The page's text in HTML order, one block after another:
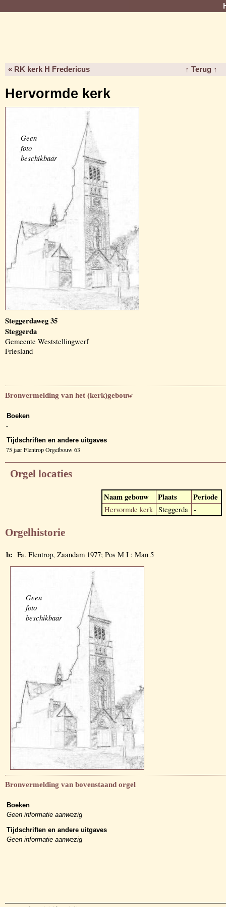
« RK kerk H Fredericus ↑ Terug ↑
Hervormde kerk
Geen
foto
beschikbaar
Steggerdaweg 35
Steggerda
Gemeente Weststellingwerf
Friesland
Bronvermelding van het (kerk)gebouw
Boeken
-
Tijdschriften en andere uitgaves
75 jaar Flentrop Orgelbouw 63
Orgel locaties
Naam gebouw Plaats Periode
Hervormde kerk Steggerda -
Orgelhistorie
b: Fa. Flentrop, Zaandam 1977; Pos M I : Man 5
Geen
foto
beschikbaar
Bronvermelding van bovenstaand orgel
Boeken
Geen informatie aanwezig
Tijdschriften en andere uitgaves
Geen informatie aanwezig